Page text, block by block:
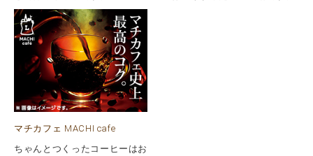
マチカフェ MACHI cafe
ちゃんとつくったコーヒーはお